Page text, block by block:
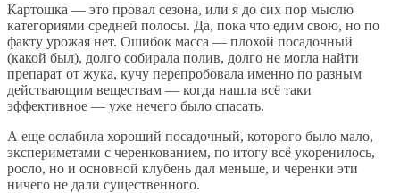
Картошка — это провал сезона, или я до сих пор мыслю
категориями средней полосы. Да, пока что едим свою, но по
факту урожая нет. Ошибок масса — плохой посадочный
(какой был), долго собирала полив, долго не могла найти
препарат от жука, кучу перепробовала именно по разным
действающим веществам — когда нашла всё таки
эффективное — уже нечего было спасать.
А еще ослабила хороший посадочный, которого было мало,
экспериметами с черенкованием, по итогу всё укоренилось,
росло, но и основной клубень дал меньше, и черенки эти
ничего не дали существенного.